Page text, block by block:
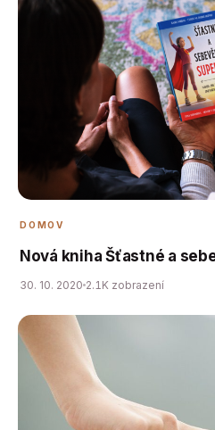
DOMOV
Nová kniha Šťastné a
30. 10. 2020 2.1K zobrazení